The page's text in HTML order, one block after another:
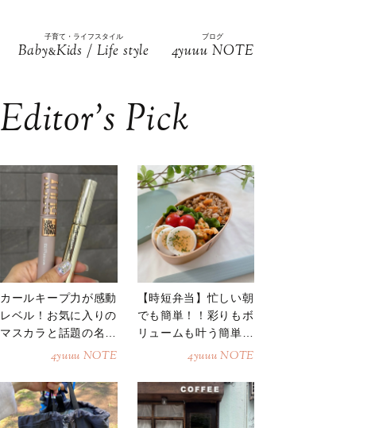
子育て・ライフスタイル
Baby&Kids / Life style
ブログ
4yuuu NOTE
Editor’s Pick
カールキープ力が感動
レベル！お気に入りの
マスカラと話題の名品
4yuuu NOTE
【時短弁当】忙しい朝
でも簡単！！彩りもボ
リュームも叶う簡単そ
4yuuu NOTE